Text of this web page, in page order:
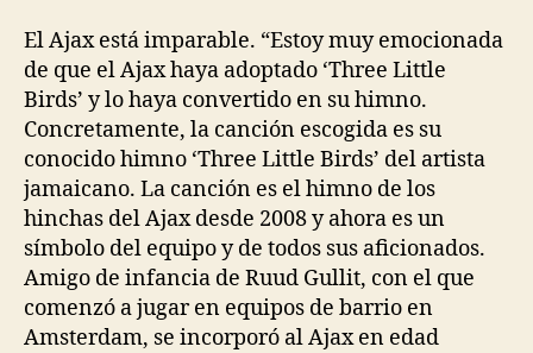
El Ajax está imparable. “Estoy muy emocionada
de que el Ajax haya adoptado ‘Three Little
Birds’ y lo haya convertido en su himno.
Concretamente, la canción escogida es su
conocido himno ‘Three Little Birds’ del artista
jamaicano. La canción es el himno de los
hinchas del Ajax desde 2008 y ahora es un
símbolo del equipo y de todos sus aficionados.
Amigo de infancia de Ruud Gullit, con el que
comenzó a jugar en equipos de barrio en
Amsterdam, se incorporó al Ajax en edad